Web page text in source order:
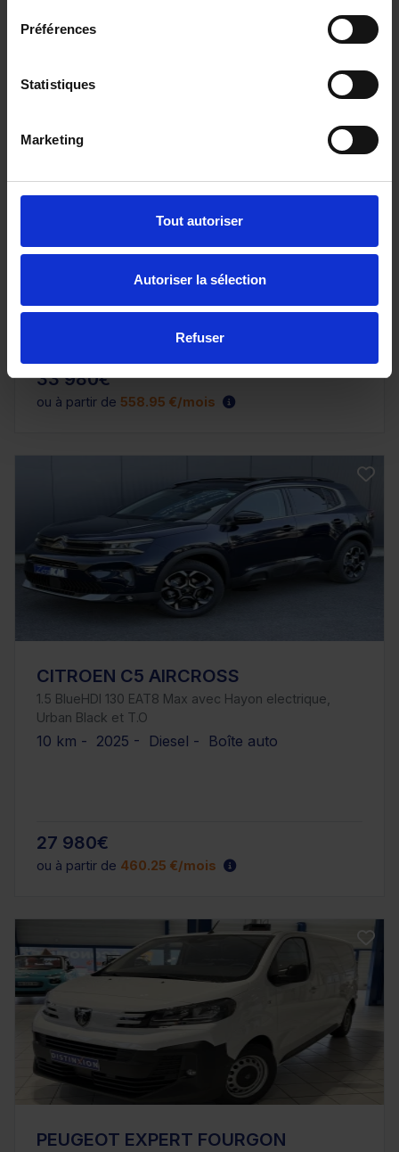
Préférences
Statistiques
Marketing
Tout autoriser
Autoriser la sélection
Refuser
1.5 SHS-P - 279 Select PHEV
10 km - 2026 - Essence Hybride - Boîte auto
33 980€
ou à partir de 558.95 €/mois
CITROEN C5 AIRCROSS
1.5 BlueHDI 130 EAT8 Max avec Hayon electrique,
Urban Black et T.O
10 km - 2025 - Diesel - Boîte auto
27 980€
ou à partir de 460.25 €/mois
PEUGEOT EXPERT FOURGON